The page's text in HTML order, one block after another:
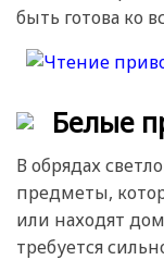
быть готова ко
Белые
В обрядах
предметы,
или находят
требуется